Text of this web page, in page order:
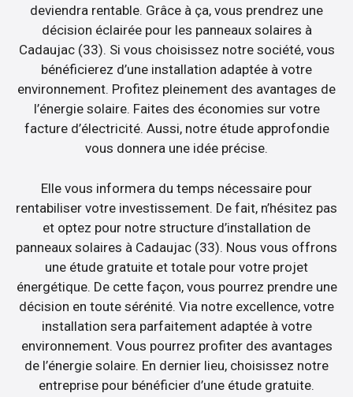
deviendra rentable. Grâce à ça, vous prendrez une
décision éclairée pour les panneaux solaires à
Cadaujac (33). Si vous choisissez notre société, vous
bénéficierez d’une installation adaptée à votre
environnement. Profitez pleinement des avantages de
l’énergie solaire. Faites des économies sur votre
facture d’électricité. Aussi, notre étude approfondie
vous donnera une idée précise.
Elle vous informera du temps nécessaire pour
rentabiliser votre investissement. De fait, n’hésitez pas
et optez pour notre structure d’installation de
panneaux solaires à Cadaujac (33). Nous vous offrons
une étude gratuite et totale pour votre projet
énergétique. De cette façon, vous pourrez prendre une
décision en toute sérénité. Via notre excellence, votre
installation sera parfaitement adaptée à votre
environnement. Vous pourrez profiter des avantages
de l’énergie solaire. En dernier lieu, choisissez notre
entreprise pour bénéficier d’une étude gratuite.